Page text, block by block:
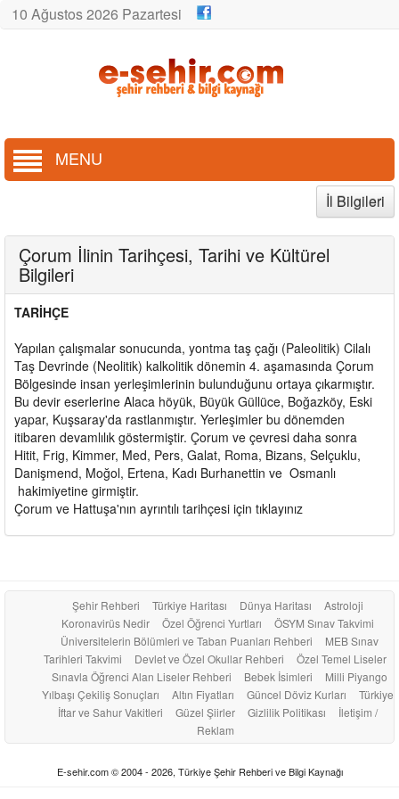
10 Ağustos 2026 Pazartesi
MENU
İl Bilgileri
Çorum İlinin Tarihçesi, Tarihi ve Kültürel
Bilgileri
TARİHÇE
Yapılan çalışmalar sonucunda, yontma taş çağı (Paleolitik) Cilalı
Taş Devrinde (Neolitik) kalkolitik dönemin 4. aşamasında Çorum
Bölgesinde insan yerleşimlerinin bulunduğunu ortaya çıkarmıştır.
Bu devir eserlerine Alaca höyük, Büyük Güllüce, Boğazköy, Eski
yapar, Kuşsaray'da rastlanmıştır. Yerleşimler bu dönemden
itibaren devamlılık göstermiştir. Çorum ve çevresi daha sonra
Hitit, Frig, Kimmer, Med, Pers, Galat, Roma, Bizans, Selçuklu,
Danişmend, Moğol, Ertena, Kadı Burhanettin ve Osmanlı
hakimiyetine girmiştir.
Çorum ve Hattuşa'nın ayrıntılı tarihçesi için tıklayınız
Şehir Rehberi Türkiye Haritası Dünya Haritası
Astroloji
Koronavirüs Nedir
Özel Öğrenci Yurtları
ÖSYM Sınav Takvimi
Üniversitelerin Bölümleri ve Taban Puanları Rehberi
MEB Sınav
Tarihleri Takvimi
Devlet ve Özel Okullar Rehberi
Özel Temel Liseler
Sınavla Öğrenci Alan Liseler Rehberi
Bebek İsimleri
Milli Piyango
Yılbaşı Çekiliş Sonuçları
Altın Fiyatları Güncel Döviz Kurları
Türkiye
İftar ve Sahur Vakitleri
Güzel Şiirler Gizlilik Politikası
İletişim /
Reklam
E-sehir.com © 2004 - 2026, Türkiye Şehir Rehberi ve Bilgi Kaynağı